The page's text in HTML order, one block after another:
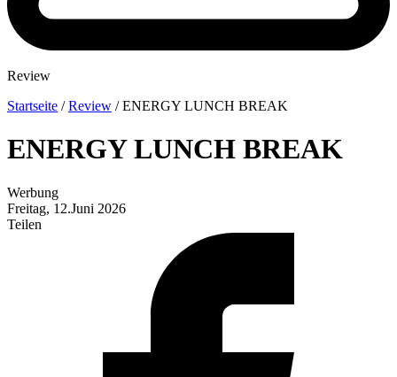
Review
Startseite /Review /ENERGY LUNCH BREAK
ENERGY LUNCH BREAK
Werbung
Freitag, 12.Juni 2026
Teilen